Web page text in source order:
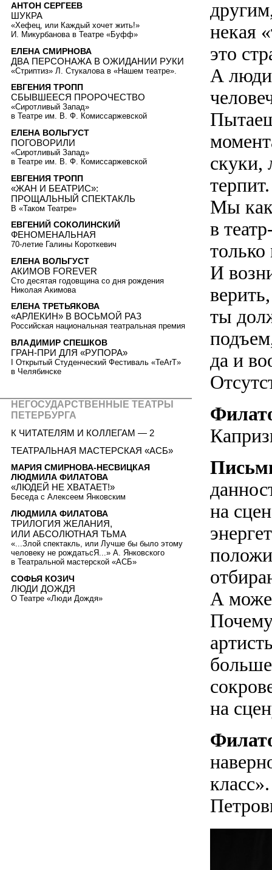
некая
это
А
скуки,
Мы как
в
И
ты
да и
на
А
на
АНТОН СЕРГЕЕВ
ШУКРА
«Хефец, или Каждый хочет жить!»
И. Микурбанова в Театре «Буфф»
ЕЛЕНА СМИРНОВА
ДВА ПЕРСОНАЖА В ОЖИДАНИИ РУКИ
«Стриптиз» Л. Стукалова в «Нашем театре».
ЕВГЕНИЯ ТРОПП
СБЫВШЕЕСЯ ПРОРОЧЕСТВО
«Сиротливый Запад»
в Театре им. В. Ф. Комиссаржевской
ЕЛЕНА ВОЛЬГУСТ
ПОГОВОРИЛИ
«Сиротливый Запад»
в Театре им. В. Ф. Комиссаржевской
ЕВГЕНИЯ ТРОПП
«ЖАН И БЕАТРИС»:
ПРОЩАЛЬНЫЙ СПЕКТАКЛЬ
В «Таком Театре»
ЕВГЕНИЙ СОКОЛИНСКИЙ
ФЕНОМЕНАЛЬНАЯ
70-летие Галины Короткевич
ЕЛЕНА ВОЛЬГУСТ
АКИМОВ FOREVER
Сто десятая годовщина со дня рождения
Николая Акимова
ЕЛЕНА ТРЕТЬЯКОВА
«АРЛЕКИН» В ВОСЬМОЙ РАЗ
Российская национальная театральная премия
ВЛАДИМИР СПЕШКОВ
ГРАН-ПРИ ДЛЯ «РУПОРА»
I Открытый Студенческий Фестиваль «TeArT»
в Челябинске
НЕГОСУДАРСТВЕННЫЕ ТЕАТРЫ
ПЕТЕРБУРГА
К ЧИТАТЕЛЯМ И КОЛЛЕГАМ — 2
ТЕАТРАЛЬНАЯ МАСТЕРСКАЯ «АСБ»
МАРИЯ СМИРНОВА-НЕСВИЦКАЯ
ЛЮДМИЛА ФИЛАТОВА
«ЛЮДЕЙ НЕ ХВАТАЕТ!»
Беседа с Алексеем Янковским
ЛЮДМИЛА ФИЛАТОВА
ТРИЛОГИЯ ЖЕЛАНИЯ,
ИЛИ АБСОЛЮТНАЯ ТЬМА
«...Злой спектакль, или Лучше бы было этому
человеку не рождатьсЯ...» А. Янковского
в Театральной мастерской «АСБ»
СОФЬЯ КОЗИЧ
ЛЮДИ ДОЖДЯ
О Театре «Люди Дождя»